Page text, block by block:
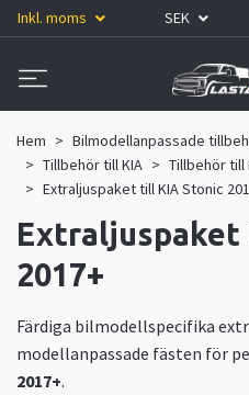
Inkl. moms SEK
Hem
Bilmodellanpassade
Tillbehör till KIA
Tillbehör till
Extraljuspaket till KIA Stonic
2017+
Färdiga bilmodellspecifika
modellanpassade fästen för
2017+.